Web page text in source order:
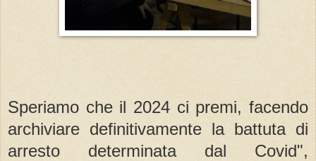
Speriamo che il 2024 ci premi, facendo
archiviare definitivamente la battuta di
arresto determinata dal Covid",